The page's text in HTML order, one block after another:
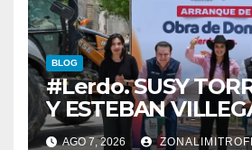
BLOG
#Lerdo. SUSY
Y ESTEBAN
ENTREGAN
AGO 7, 2026